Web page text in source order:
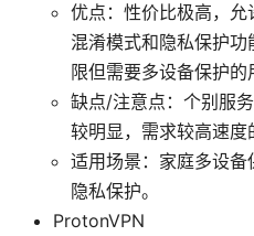
优点：性价比极高，
混淆模式和隐私保护
限但需要多设备保护的
缺点/注意点：个别服
较明显，需求较高速度
适用场景：家庭多设
隐私保护。
ProtonVPN